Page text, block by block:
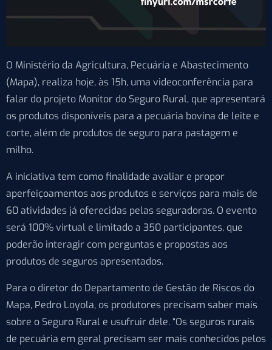
O Ministério da Agricultura, Pecuária e Abastecimento
(Mapa), realiza hoje, às 15h, uma videoconferência para
falar do projeto Monitor do Seguro Rural, que apresentará
os produtos disponíveis para a pecuária bovina de leite e
corte, além de produtos de seguro para pastagem e
milho.
A iniciativa tem como finalidade avaliar e propor
aperfeiçoamentos aos produtos e serviços para mais de
60 atividades já oferecidas pelas seguradoras. O evento
será 100% virtual e limitado a 350 participantes, que
poderão interagir com perguntas e propostas aos
produtos de seguros apresentados.
Para o diretor do Departamento de Gestão de Riscos do
Mapa, Pedro Loyola, os produtores precisam saber mais
sobre o Seguro Rural e usufruir dele. “Os seguros rurais
de pecuária em geral precisam ser mais conhecidos pelos